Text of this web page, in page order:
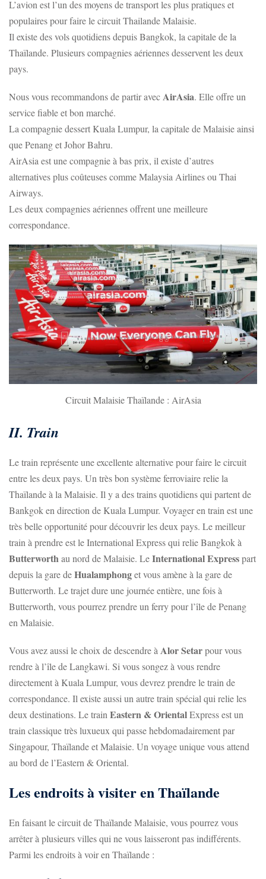
L’avion est l’un des moyens de transport les plus pratiques et
populaires pour faire le circuit Thailande Malaisie.
Il existe des vols quotidiens depuis Bangkok, la capitale de la
Thaïlande. Plusieurs compagnies aériennes desservent les deux
pays.
Nous vous recommandons de partir avecAirAsia. Elle offre un
service fiable et bon marché.
La compagnie dessert Kuala Lumpur, la capitale de Malaisie ainsi
que Penang et Johor Bahru.
AirAsia est une compagnie à bas prix, il existe d’autres
alternatives plus coûteuses comme Malaysia Airlines ou Thai
Airways.
Les deux compagnies aériennes offrent une meilleure
correspondance.
Circuit Malaisie Thaïlande : AirAsia
II. Train
Le train représente une excellente alternative pour faire le circuit
entre les deux pays. Un très bon système ferroviaire relie la
Thaïlande à la Malaisie. Il y a des trains quotidiens qui partent de
Bankgok en direction de Kuala Lumpur. Voyager en train est une
très belle opportunité pour découvrir les deux pays. Le meilleur
train à prendre est le International Express qui relie Bangkok à
Butterworthau nord de Malaisie. LeInternational Expresspart
depuis la gare deHualamphonget vous amène à la gare de
Butterworth. Le trajet dure une journée entière, une fois à
Butterworth, vous pourrez prendre un ferry pour l’île de Penang
en Malaisie.
Vous avez aussi le choix de descendre àAlor Setarpour vous
rendre à l’île de Langkawi. Si vous songez à vous rendre
directement à Kuala Lumpur, vous devrez prendre le train de
correspondance. Il existe aussi un autre train spécial qui relie les
deux destinations. Le trainEastern & OrientalExpress est un
train classique très luxueux qui passe hebdomadairement par
Singapour, Thaïlande et Malaisie. Un voyage unique vous attend
au bord de l’Eastern & Oriental.
Les endroits à visiter en Thaïlande
En faisant le circuit de Thaïlande Malaisie, vous pourrez vous
arrêter à plusieurs villes qui ne vous laisseront pas indifférents.
Parmi les endroits à voir en Thaïlande :